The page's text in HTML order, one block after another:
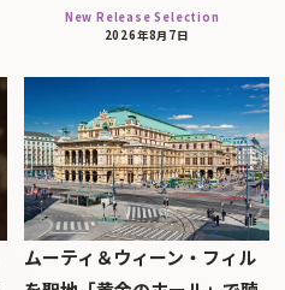
New Release Selection
2026年8月7日
ムーティ＆ウィーン・フィル